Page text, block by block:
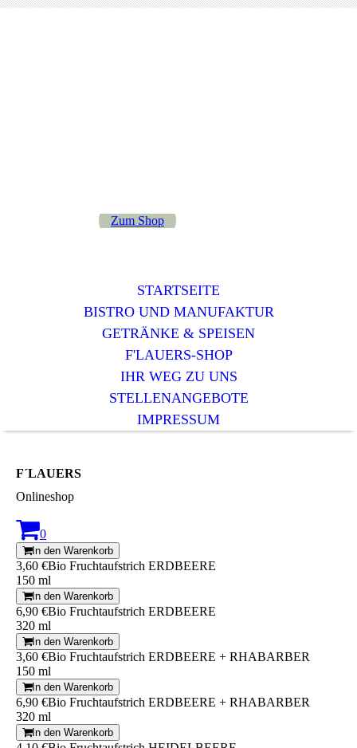
Zum Shop
STARTSEITE
BISTRO UND MANUFAKTUR
GETRÄNKE & SPEISEN
F'LAUERS-SHOP
IHR WEG ZU UNS
STELLENANGEBOTE
IMPRESSUM
F´LAUERS
Onlineshop
0
In den Warenkorb
3,60 €Bio Fruchtaufstrich ERDBEERE
150 ml
In den Warenkorb
6,90 €Bio Fruchtaufstrich ERDBEERE
320 ml
In den Warenkorb
3,60 €Bio Fruchtaufstrich ERDBEERE + RHABARBER
150 ml
In den Warenkorb
6,90 €Bio Fruchtaufstrich ERDBEERE + RHABARBER
320 ml
In den Warenkorb